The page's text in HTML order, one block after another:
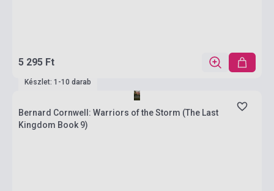
5 295 Ft
Készlet: 1-10 darab
Bernard Cornwell: Warriors of the Storm (The Last
Kingdom Book 9)